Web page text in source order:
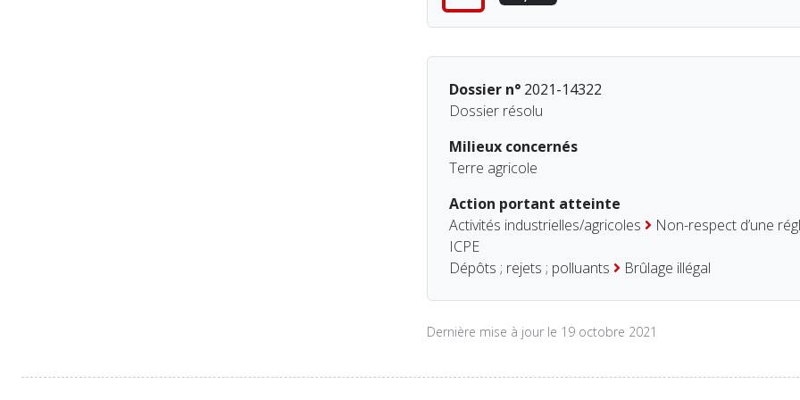
Dossier n°2021-14322
Dossier résolu
Milieux concernés
Terre agricole
Action portant atteinte
Activités industrielles/agricoles
Non-respect d’une
ICPE
Dépôts ; rejets ; polluants
Brûlage illégal
Dernière mise à jour le 19 octobre 2021